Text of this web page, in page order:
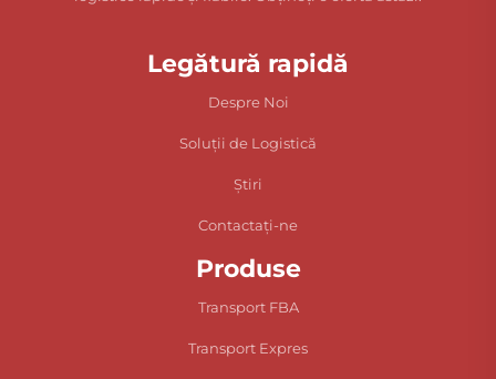
Legătură rapidă
Despre Noi
Soluții de Logistică
Știri
Contactați-ne
Produse
Transport FBA
Transport Expres